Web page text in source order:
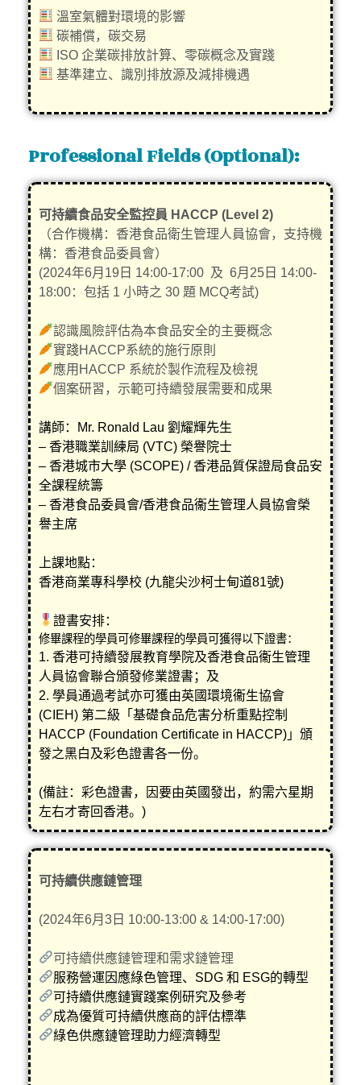
溫室氣體對環境的影響
碳補償，碳交易
ISO 企業碳排放計算、零碳概念及實踐
基準建立、識別排放源及減排機遇
Professional Fields (Optional):
可持續食品安全監控員 HACCP (Level 2)
（合作機構：香港食品衛生管理人員協會，支持機
構：香港食品委員會）
(2024年6月19日 14:00-17:00 及 6月25日 14:00-
18:00：包括 1 小時之 30 題 MCQ考試)
認識風險評估為本食品安全的主要概念
實踐HACCP系統的施行原則
應用HACCP 系統於製作流程及檢視
個案研習，示範可持續發展需要和成果
講師：Mr. Ronald Lau 劉耀輝先生
– 香港職業訓練局 (VTC) 榮譽院士
– 香港城市大學 (SCOPE) / 香港品質保證局食品安
全課程統籌
– 香港食品委員會/香港食品衞生管理人員協會榮
譽主席
上課地點：
香港商業專科學校 (九龍尖沙柯士甸道81號)
證書安排：
修畢課程的學員可 修畢課程的學員可獲得以下證書：
1. 香港可持續發展教育學院及香港食品衞生管理
人員協會聯合頒發修業證書；及
2. 學員通過考試亦可獲由英國環境衞生協會
(CIEH) 第二級「基礎食品危害分析重點控制
HACCP (Foundation Certificate in HACCP)」頒
發之黑白及彩色證書各一份。
(備註：彩色證書，因要由英國發出，約需六星期
左右才寄回香港。)
可持續供應鏈管理
(2024年6月3日 10:00-13:00 & 14:00-17:00)
可持續供應鏈管理和需求鏈管理
服務營運因應綠色管理、SDG 和 ESG的轉型
可持續供應鏈實踐案例研究及參考
成為優質可持續供應商的評估標準
綠色供應鏈管理助力經濟轉型